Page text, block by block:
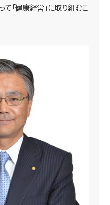
「健康経営」に取り組むこ